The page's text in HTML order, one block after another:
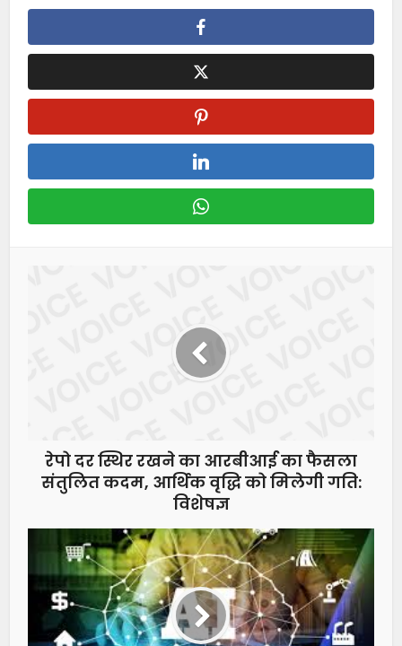
रेपो दर स्थिर रखने का आरबीआई का फैसला
संतुलित कदम, आर्थिक वृद्धि को मिलेगी गति:
विशेषज्ञ